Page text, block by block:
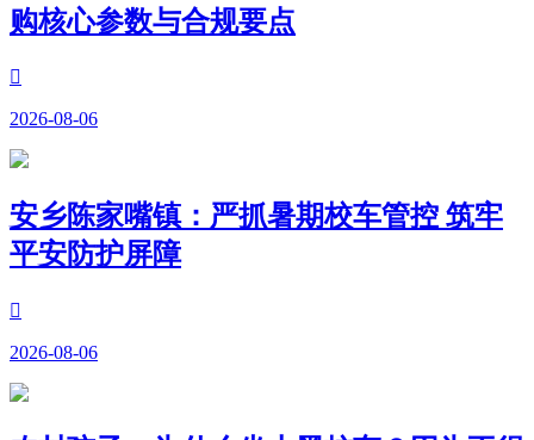
购核心参数与合规要点

2026-08-06
安乡陈家嘴镇：严抓暑期校车管控 筑牢
平安防护屏障

2026-08-06